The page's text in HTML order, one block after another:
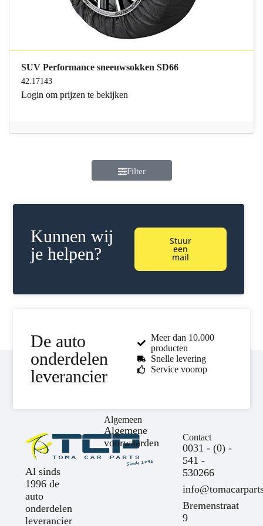
SUV Performance sneeuwsokken SD66
42.17143
Login om prijzen te bekijken
Filter
Kunnen wij
je helpen?
Stuur
een
mail
De auto
onderdelen
leverancier
Meer dan 10.000
producten
Snelle levering
Service voorop
Al sinds
1996 de
auto
onderdelen
leverancier
Algemeen
Algemene
voorwaarden
Contact
0031 - (0) -
541 -
530266
Bremenstraat
9